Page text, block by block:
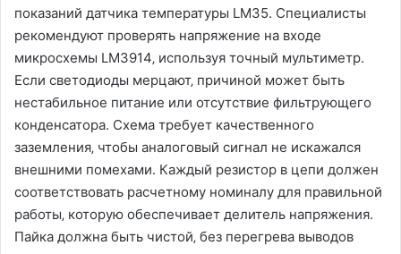
показаний датчика температуры LM35. Специалисты
рекомендуют проверять напряжение на входе
микросхемы LM3914‚ используя точный мультиметр.
Если светодиоды мерцают‚ причиной может быть
нестабильное питание или отсутствие фильтрующего
конденсатора. Схема требует качественного
заземления‚ чтобы аналоговый сигнал не искажался
внешними помехами. Каждый резистор в цепи должен
соответствовать расчетному номиналу для правильной
работы‚ которую обеспечивает делитель напряжения.
Пайка должна быть чистой‚ без перегрева выводов